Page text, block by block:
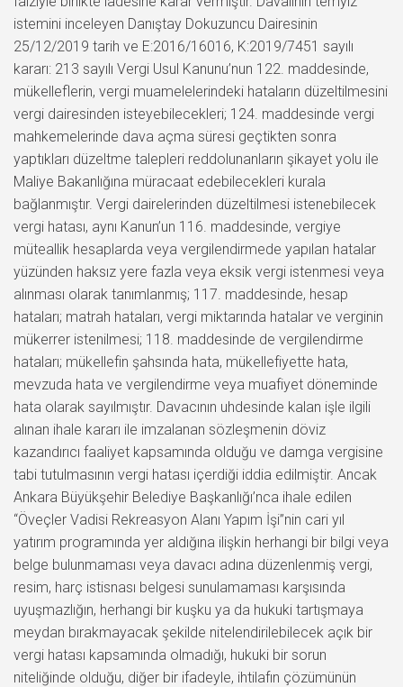
istemini inceleyen Danıştay Dokuzuncu Dairesinin
25/12/2019 tarih ve E:2016/16016, K:2019/7451 sayılı
kararı: 213 sayılı Vergi Usul Kanunu’nun 122. maddesinde,
mükelleflerin, vergi muamelelerindeki hataların düzeltilmesini
vergi dairesinden isteyebilecekleri; 124. maddesinde vergi
mahkemelerinde dava açma süresi geçtikten sonra
yaptıkları düzeltme talepleri reddolunanların şikayet yolu ile
Maliye Bakanlığına müracaat edebilecekleri kurala
bağlanmıştır. Vergi dairelerinden düzeltilmesi istenebilecek
vergi hatası, aynı Kanun’un 116. maddesinde, vergiye
müteallik hesaplarda veya vergilendirmede yapılan hatalar
yüzünden haksız yere fazla veya eksik vergi istenmesi veya
alınması olarak tanımlanmış; 117. maddesinde, hesap
hataları; matrah hataları, vergi miktarında hatalar ve verginin
mükerrer istenilmesi; 118. maddesinde de vergilendirme
hataları; mükellefin şahsında hata, mükellefiyette hata,
mevzuda hata ve vergilendirme veya muafiyet döneminde
hata olarak sayılmıştır. Davacının uhdesinde kalan işle ilgili
alınan ihale kararı ile imzalanan sözleşmenin döviz
kazandırıcı faaliyet kapsamında olduğu ve damga vergisine
tabi tutulmasının vergi hatası içerdiği iddia edilmiştir. Ancak
Ankara Büyükşehir Belediye Başkanlığı’nca ihale edilen
“Öveçler Vadisi Rekreasyon Alanı Yapım İşi”nin cari yıl
yatırım programında yer aldığına ilişkin herhangi bir bilgi veya
belge bulunmaması veya davacı adına düzenlenmiş vergi,
resim, harç istisnası belgesi sunulamaması karşısında
uyuşmazlığın, herhangi bir kuşku ya da hukuki tartışmaya
meydan bırakmayacak şekilde nitelendirilebilecek açık bir
vergi hatası kapsamında olmadığı, hukuki bir sorun
niteliğinde olduğu, diğer bir ifadeyle, ihtilafın çözümünün